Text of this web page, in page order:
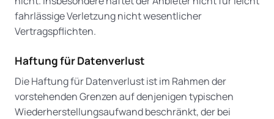
fahrlässige Verletzung nicht wesentlicher
Vertragspflichten.
Haftung für Datenverlust
Die Haftung für Datenverlust ist im Rahmen der
vorstehenden Grenzen auf denjenigen typischen
Wiederherstellungsaufwand beschränkt, der bei